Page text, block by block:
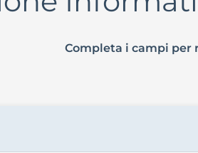
Completa i campi